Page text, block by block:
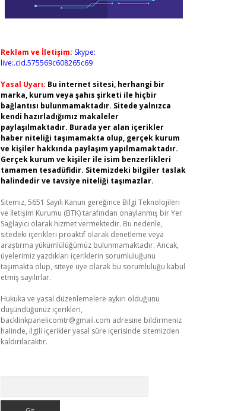
Reklam ve İletişim: Skype:
live:.cid.575569c608265c69
Yasal Uyarı: Bu internet sitesi, herhangi bir
marka, kurum veya şahıs şirketi ile hiçbir
bağlantısı bulunmamaktadır. Sitede yalnızca
kendi hazırladığımız makaleler
paylaşılmaktadır. Burada yer alan içerikler
haber niteliği taşımamakta olup, gerçek kurum
ve kişiler hakkında paylaşım yapılmamaktadır.
Gerçek kurum ve kişiler ile isim benzerlikleri
tamamen tesadüfidir. Sitemizdeki bilgiler taslak
halindedir ve tavsiye niteliği taşımazlar.
Sitemiz, 5651 Sayılı Kanun gereğince Bilgi Teknolojileri
ve İletişim Kurumu (BTK) tarafından onaylanmış bir Yer
Sağlayıcı olarak hizmet vermektedir. Bu nedenle,
sitedeki içerikleri proaktif olarak denetleme veya
araştırma yükümlülüğümüz bulunmamaktadır. Ancak,
üyelerimiz yazdıkları içeriklerin sorumluluğunu
taşımakta olup, siteye üye olarak bu sorumluluğu kabul
etmiş sayılırlar.
Hukuka ve yasal düzenlemelere aykırı olduğunu
düşündüğünüz içerikleri,
backlinkpanelicomtr@gmail.com adresine bildirmeniz
halinde, ilgili içerikler yasal süre içerisinde sitemizden
kaldırılacaktır.